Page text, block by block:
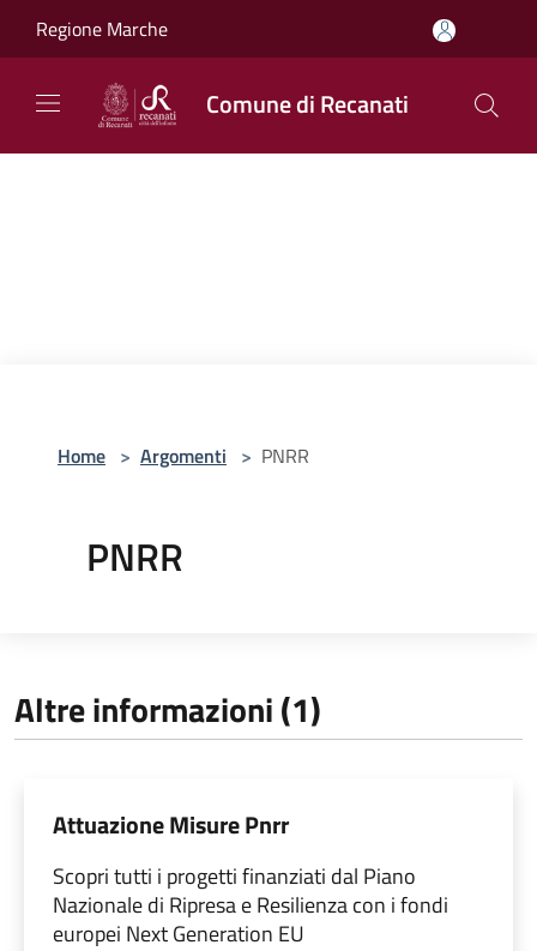
Regione Marche
Comune di Recanati
Home > Argomenti > PNRR
PNRR
Altre informazioni (1)
Attuazione Misure Pnrr
Scopri tutti i progetti finanziati dal Piano
Nazionale di Ripresa e Resilienza con i fondi
europei Next Generation EU